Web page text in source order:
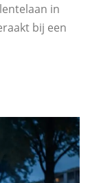
in
bij een